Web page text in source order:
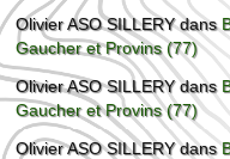
Olivier ASO SILLERYdans
Gaucher et Provins (77)
Olivier ASO SILLERYdans
Gaucher et Provins (77)
Olivier ASO SILLERYdans